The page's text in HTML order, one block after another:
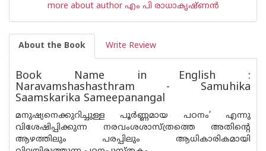
more about author എം പി രാധാകൃഷ്ണൻ
About the Book Write Review
Book Name in English :
Naravamshashasthram - Samuhika
Saamskarika Sameepanangal
മനുഷ്യനെക്കുറിച്ചുള്ള പൂർണ്ണമായ പഠനം’ എന്നു
വിശേഷിപ്പിക്കുന്ന നരവംശശാസ്ത്രത്തെ അതിൻ്റെ
ആഴത്തിലും പരപ്പിലും ആധികാരികമായി